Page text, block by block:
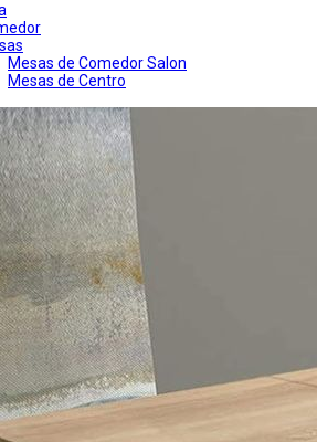
Mesas de Comedor Salon
Mesas de Centro